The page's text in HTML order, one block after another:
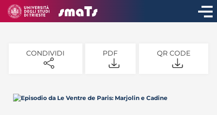
PDF